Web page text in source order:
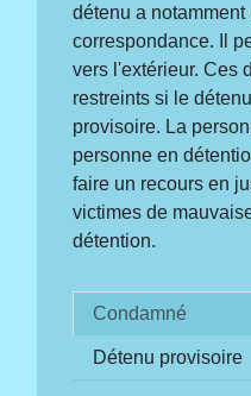
détenu a
correspondance. Il
vers l'extérieur. Ces
restreints si le
provisoire. La
personne en
faire un recours en
victimes de
détention.
Condamné
Détenu provisoire